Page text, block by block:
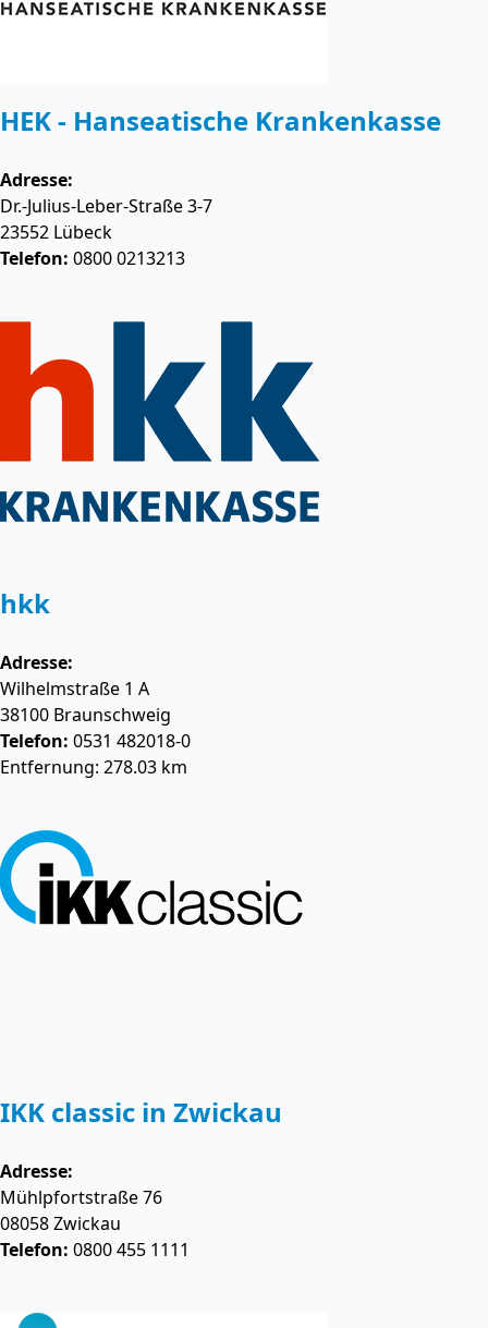
HEK - Hanseatische Krankenkasse
Adresse:
Dr.-Julius-Leber-Straße 3-7
23552 Lübeck
Telefon: 0800 0213213
hkk
Adresse:
Wilhelmstraße 1 A
38100 Braunschweig
Telefon: 0531 482018-0
Entfernung: 278.03 km
IKK classic in Zwickau
Adresse:
Mühlpfortstraße 76
08058Zwickau
Telefon: 0800 455 1111